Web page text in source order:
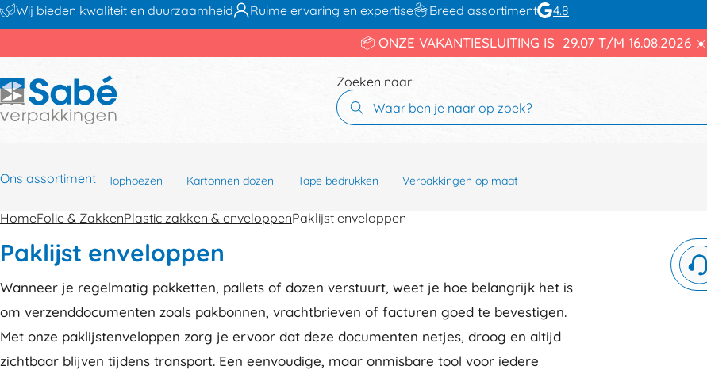
Wij bieden kwaliteit en duurzaamheid Ruime ervaring en expertise Breed assortiment 4.8
📦 ONZE VAKANTIESLUITING IS 29.07 T/M 16.08.2026 ☀️
Zoeken naar:
Ons assortiment Tophoezen Kartonnen dozen Tape bedrukken Verpakkingen op maat
HomeFolie & ZakkenPlastic zakken & enveloppenPaklijst enveloppen
Paklijst enveloppen
Wanneer je regelmatig pakketten, pallets of dozen verstuurt, weet je hoe belangrijk het is
om verzenddocumenten zoals pakbonnen, vrachtbrieven of facturen goed te bevestigen.
Met onze paklijstenveloppen zorg je ervoor dat deze documenten netjes, droog en altijd
zichtbaar blijven tijdens transport. Een eenvoudige, maar onmisbare tool voor iedere